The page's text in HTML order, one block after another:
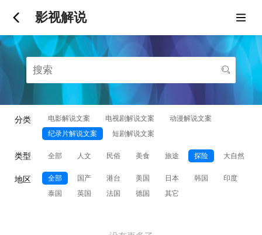
影视解说
分类 电影解说文案 电视剧解说文案
动漫解说文案
纪录片解说文案
短剧解说文案
类型 全部 人文 民俗 美食 旅途 探险 大自然
地区 全部 国产 港台 美国 日本 韩国
印度
泰国
英国 法国 德国 其它